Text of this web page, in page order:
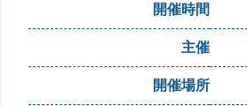
開催時間
主催
開催場所